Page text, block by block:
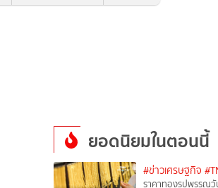
ยอดนิยมในตอนนี้
#ข่าวเศรษฐกิจ
ราคาทองรูปพรรณวั